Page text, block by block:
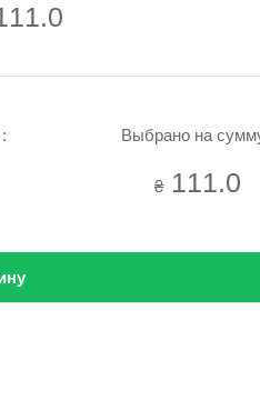
Выбрано на
₴ 111.0